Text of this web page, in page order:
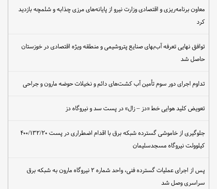
معاون برنامه‌ریزی و اقتصادی وزارت نیرو از پایانه‌های مرزی چذابه و شلمچه بازدید
کرد
توافق نهایی تعرفه آب‌بهای صنایع پتروشیمی و منطقه ویژه اقتصادی در خوزستان
حاصل شد
تداوم اجرای دور سوم تأمین آب کشت‌های دائم و نخیلات حوضه مارون و جراحی
تعویض کلید هوایی خط «دز – زال» در پست سد و نیروگاه دز
جلوگیری از خاموشی گسترده شبکه برق با اقدام اضطراری در پست ۴۰۰/۱۳۲/۲۰
کیلوولت نیروگاه مسجدسلیمان
پس از اجرای عملیات گسترده فنی، واحد شماره ۲ نیروگاه مارون به شبکه برق
سراسری وصل شد